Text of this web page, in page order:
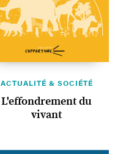
ACTUALITÉ & SOCIÉTÉ
L'effondrement du
vivant